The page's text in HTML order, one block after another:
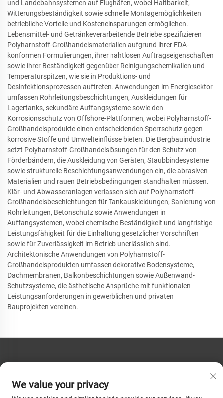
und Landebahnsystemen auf Flughäfen, wobei Haltbarkeit,
Witterungsbeständigkeit sowie schnelle Montagemöglichkeiten
betriebliche Vorteile und Kosteneinsparungen ermöglichen.
Lebensmittel- und Getränkeverarbeitende Betriebe spezifizieren
Polyharnstoff-Großhandelsmaterialien aufgrund ihrer FDA-
konformen Formulierungen, ihrer nahtlosen Auftragseigenschaften
sowie ihrer Beständigkeit gegenüber Reinigungschemikalien und
Temperaturspitzen, wie sie in Produktions- und
Desinfektionsprozessen auftreten. Anwendungen im Energiesektor
umfassen Rohrleitungsbeschichtungen, Auskleidungen für
Lagertanks, sekundäre Auffangsysteme sowie den
Korrosionsschutz von Offshore-Plattformen, wobei Polyharnstoff-
Großhandelsprodukte einen entscheidenden Sperrschutz gegen
korrosive Stoffe und Umwelteinflüsse bieten. Die Bergbauindustrie
setzt Polyharnstoff-Großhandelslösungen für den Schutz von
Förderbändern, die Auskleidung von Geräten, Staubbindesysteme
sowie strukturelle Beschichtungsanwendungen ein, die abrasiven
Materialien und rauen Betriebsbedingungen standhalten müssen.
Klär- und Abwasseranlagen verlassen sich auf Polyharnstoff-
Großhandelsbeschichtungen für Tankauskleidungen, Sanierung von
Rohrleitungen, Betonschutz sowie Anwendungen in
Auffangsystemen, wobei chemische Beständigkeit und langfristige
Leistungsfähigkeit für die Einhaltung gesetzlicher Vorschriften
sowie für Zuverlässigkeit im Betrieb unerlässlich sind.
Architektonische Anwendungen von Polyharnstoff-
Großhandelsprodukten umfassen dekorative Bodensysteme,
Dachmembranen, Balkonbeschichtungen sowie Außenwand-
Schutzsysteme, die ästhetische Ansprüche mit funktionalen
Leistungsanforderungen in gewerblichen und privaten
Bauprojekten vereinen.
Telefon:+86-13793890209
We value your privacy